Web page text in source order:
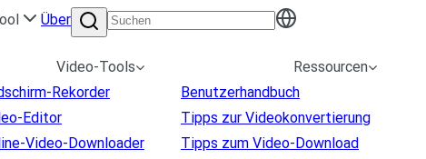
Über
Video-Tools
Rekorder
Editor
Video-Downloader
Ressourcen
Benutzerhandbuch
Tipps zur Videokonvertierung
Tipps zum Video-Download